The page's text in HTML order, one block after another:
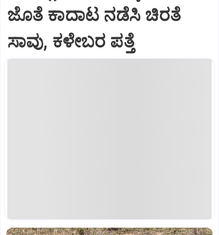
ಜೊತೆ ಕಾದಾಟ ನಡೆಸಿ ಚಿರತೆ
ಸಾವು, ಕಳೇಬರ ಪತ್ತೆ